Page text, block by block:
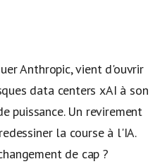
Anthropic, vient d'ouvrir
data centers xAI à son
puissance. Un revirement
la course à l'IA.
de cap ?